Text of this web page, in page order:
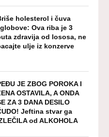
holesterol i čuva
Ova riba je 3
zdravija od lososa, ne
ulje iz konzerve
JE ZBOG POROKA I
OSTAVILA, A ONDA
ZA 3 DANA DESILO
Jeftina stvar ga
od ALKOHOLA